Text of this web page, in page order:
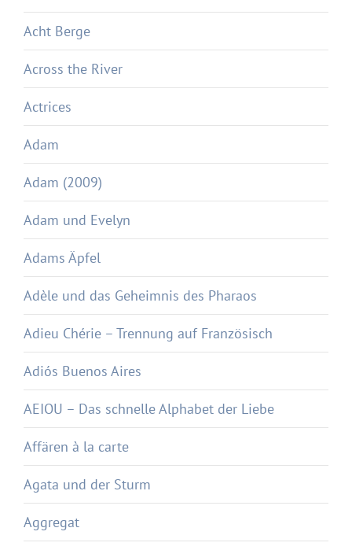
Acht Berge
Across the River
Actrices
Adam
Adam (2009)
Adam und Evelyn
Adams Äpfel
Adèle und das Geheimnis des Pharaos
Adieu Chérie – Trennung auf Französisch
Adiós Buenos Aires
AEIOU – Das schnelle Alphabet der Liebe
Affären à la carte
Agata und der Sturm
Aggregat